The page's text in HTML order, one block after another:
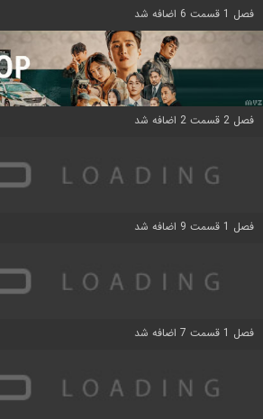
فصل 1 قسمت 6 اضافه شد
فصل 2 قسمت 2 اضافه شد
فصل 1 قسمت 9 اضافه شد
فصل 1 قسمت 7 اضافه شد